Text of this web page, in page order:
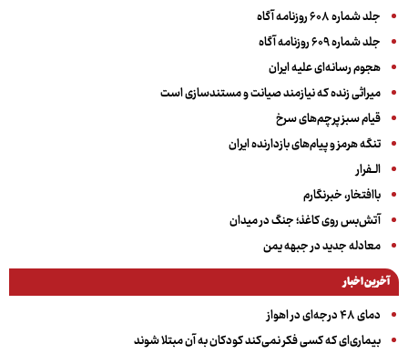
جلد شماره ۶۰۸ روزنامه آگاه
جلد شماره ۶۰۹ روزنامه آگاه
هجوم رسانه‌ای علیه ایران
میراثی زنده که نیازمند صیانت و مستندسازی است
قیام سبز پرچم‌های سرخ
تنگه هرمز و پیام‌های بازدارنده ایران
الــفرار
باافتخار، خبرنگارم
آتش‌بس روی کاغذ؛ جنگ در میدان
معادله جدید در جبهه یمن
آخرین اخبار
دمای ۴۸ درجه‌ای در اهواز
بیماری‌ای که کسی فکر نمی‌کند کودکان به آن مبتلا شوند